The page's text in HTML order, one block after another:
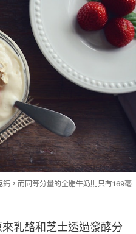
，而同等分量的全脂牛奶則只有169毫
乳酪和芝士透過發酵分